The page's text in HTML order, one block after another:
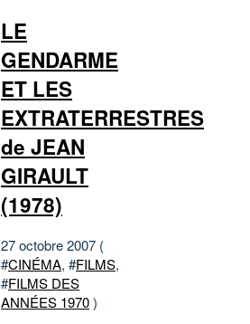
LE
GENDARME
ET LES
EXTRATERRESTRES
de JEAN
GIRAULT
(1978)
27 octobre 2007 (
#CINÉMA, #FILMS,
#FILMS DES
ANNÉES 1970)